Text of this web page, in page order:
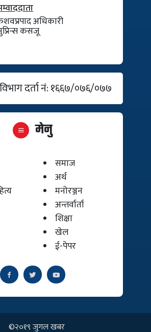
अधिकारी
कसजू
दर्ता नं: १६६७/०७६/०७७
मेनु
समाज
अर्थ
मनोरञ्जन
अन्तर्वार्ता
शिक्षा
खेल
ई-पेपर
©२०१९ जुगल खबर